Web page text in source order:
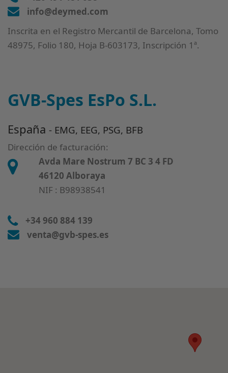
info@deymed.com
Inscrita en el Registro Mercantil de Barcelona, Tomo
48975, Folio 180, Hoja B-603173, Inscripción 1ª.
GVB-Spes EsPo S.L.
España - EMG, EEG, PSG, BFB
Dirección de facturación:
Avda Mare Nostrum 7 BC 3 4 FD
46120 Alboraya
NIF : B98938541
+34 960 884 139
venta@gvb-spes.es